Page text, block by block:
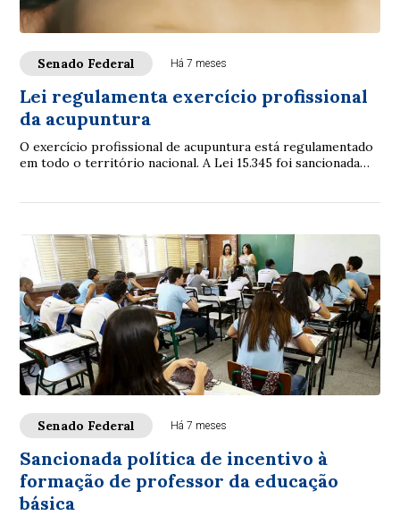
Senado Federal Há 7 meses
Lei regulamenta exercício profissional
da acupuntura
O exercício profissional de acupuntura está regulamentado
em todo o território nacional. A Lei 15.345 foi sancionada
Senado Federal Há 7 meses
Sancionada política de incentivo à
formação de professor da educação
básica